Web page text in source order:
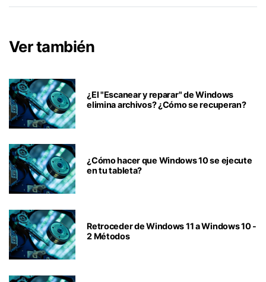
Ver también
¿El "Escanear y reparar" de Windows
elimina archivos? ¿Cómo se recuperan?
¿Cómo hacer que Windows 10 se ejecute
en tu tableta?
Retroceder de Windows 11 a Windows 10 -
2 Métodos